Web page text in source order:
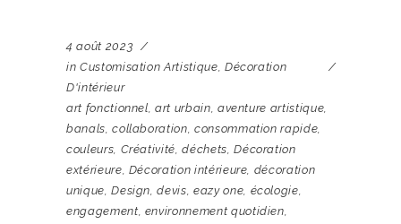
4 août 2023
in Customisation Artistique, Décoration
D'intérieur
art fonctionnel,art urbain, aventure artistique,
banals,collaboration, consommation rapide,
couleurs, Créativité,déchets,Décoration
extérieure, Décoration intérieure, décoration
unique,Design,devis, eazy one, écologie,
engagement, environnement quotidien,